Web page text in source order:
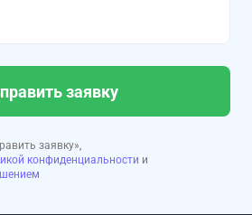
заявку
заявку»,
конфиденциальности и